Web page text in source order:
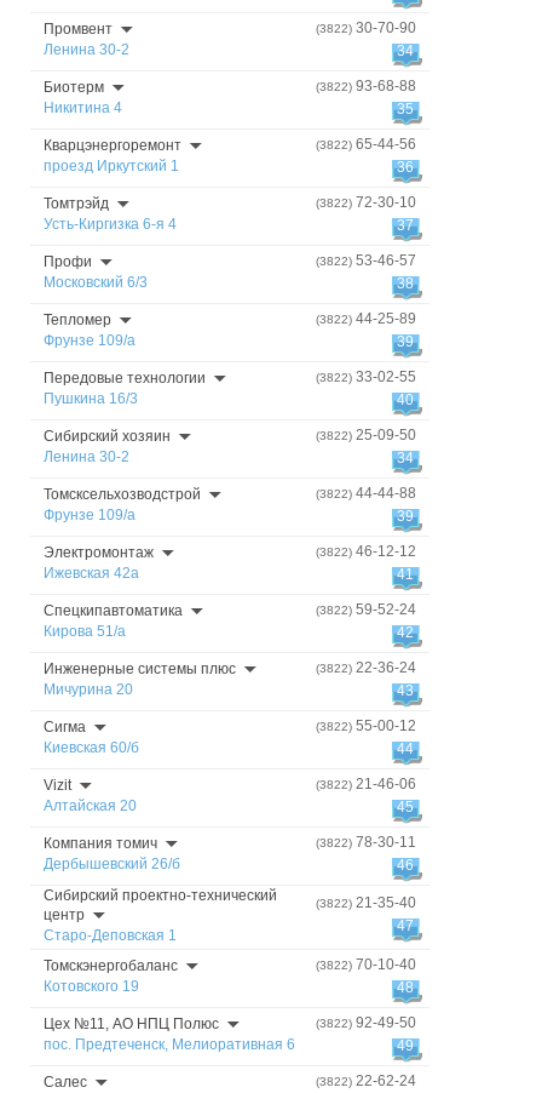
Промвент
Ленина 30-2
(3822) 30-70-90
34
Биотерм
Никитина 4
(3822) 93-68-88
35
Кварцэнергоремонт
проезд Иркутский 1
(3822) 65-44-56
36
Томтрэйд
Усть-Киргизка 6-я 4
(3822) 72-30-10
37
Профи
Московский 6/3
(3822) 53-46-57
38
Тепломер
Фрунзе 109/а
(3822) 44-25-89
39
Передовые технологии
Пушкина 16/3
(3822) 33-02-55
40
Сибирский хозяин
Ленина 30-2
(3822) 25-09-50
34
Томсксельхозводстрой
Фрунзе 109/а
(3822) 44-44-88
39
Электромонтаж
Ижевская 42а
(3822) 46-12-12
41
Спецкипавтоматика
Кирова 51/а
(3822) 59-52-24
42
Инженерные системы плюс
Мичурина 20
(3822) 22-36-24
43
Сигма
Киевская 60/б
(3822) 55-00-12
44
Vizit
Алтайская 20
(3822) 21-46-06
45
Компания томич
Дербышевский 26/б
(3822) 78-30-11
46
Сибирский проектно-технический
центр
Старо-Деповская 1
(3822) 21-35-40
47
Томскэнергобаланс
Котовского 19
(3822) 70-10-40
48
Цех №11, АО НПЦ Полюс
пос. Предтеченск, Мелиоративная 6
(3822) 92-49-50
49
Салес
(3822) 22-62-24